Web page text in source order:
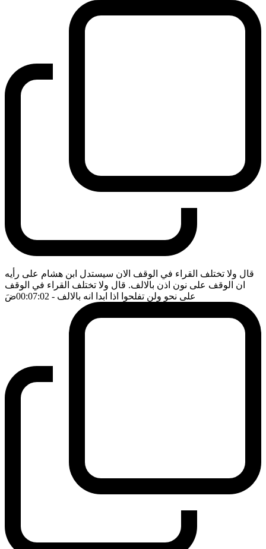
قال ولا تختلف القراء في الوقف الان سيستدل ابن هشام على رأيه
ان الوقف على نون اذن بالالف. قال ولا تختلف القراء في الوقف
على نحو ولن تفلحوا اذا ابدا انه بالالف - 00:07:02 ضَ